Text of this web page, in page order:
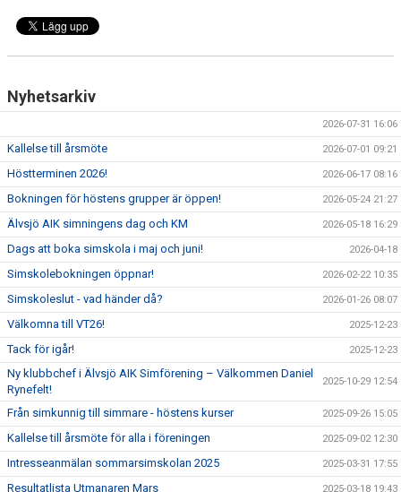
Nyhetsarkiv
2026-07-31 16:06
Kallelse till årsmöte 2026-07-01 09:21
Höstterminen 2026! 2026-06-17 08:16
Bokningen för höstens grupper är öppen! 2026-05-24 21:27
Älvsjö AIK simningens dag och KM 2026-05-18 16:29
Dags att boka simskola i maj och juni! 2026-04-18
Simskolebokningen öppnar! 2026-02-22 10:35
Simskoleslut - vad händer då? 2026-01-26 08:07
Välkomna till VT26! 2025-12-23
Tack för igår! 2025-12-23
Ny klubbchef i Älvsjö AIK Simförening – Välkommen Daniel
Rynefelt!
2025-10-29 12:54
Från simkunnig till simmare - höstens kurser 2025-09-26 15:05
Kallelse till årsmöte för alla i föreningen 2025-09-02 12:30
Intresseanmälan sommarsimskolan 2025 2025-03-31 17:55
Resultatlista Utmanaren Mars 2025-03-18 19:43